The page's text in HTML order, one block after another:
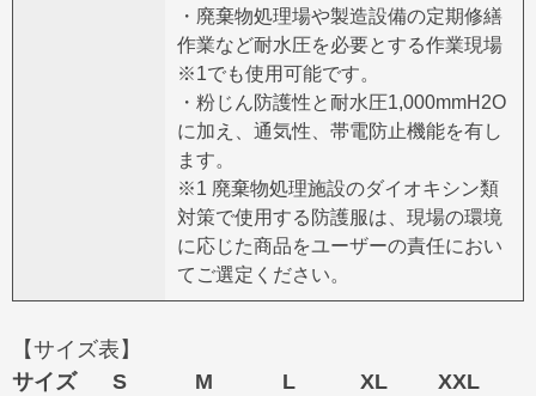
・廃棄物処理場や製造設備の定期修繕
作業など耐水圧を必要とする作業現場
※1でも使用可能です。
・粉じん防護性と耐水圧1,000mmH2O
に加え、通気性、帯電防止機能を有し
ます。
※1 廃棄物処理施設のダイオキシン類
対策で使用する防護服は、現場の環境
に応じた商品をユーザーの責任におい
てご選定ください。
【サイズ表】
サイズ
S M L XL
XXL